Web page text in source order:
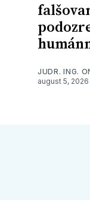
JUDR. ING.
august 5, 2026